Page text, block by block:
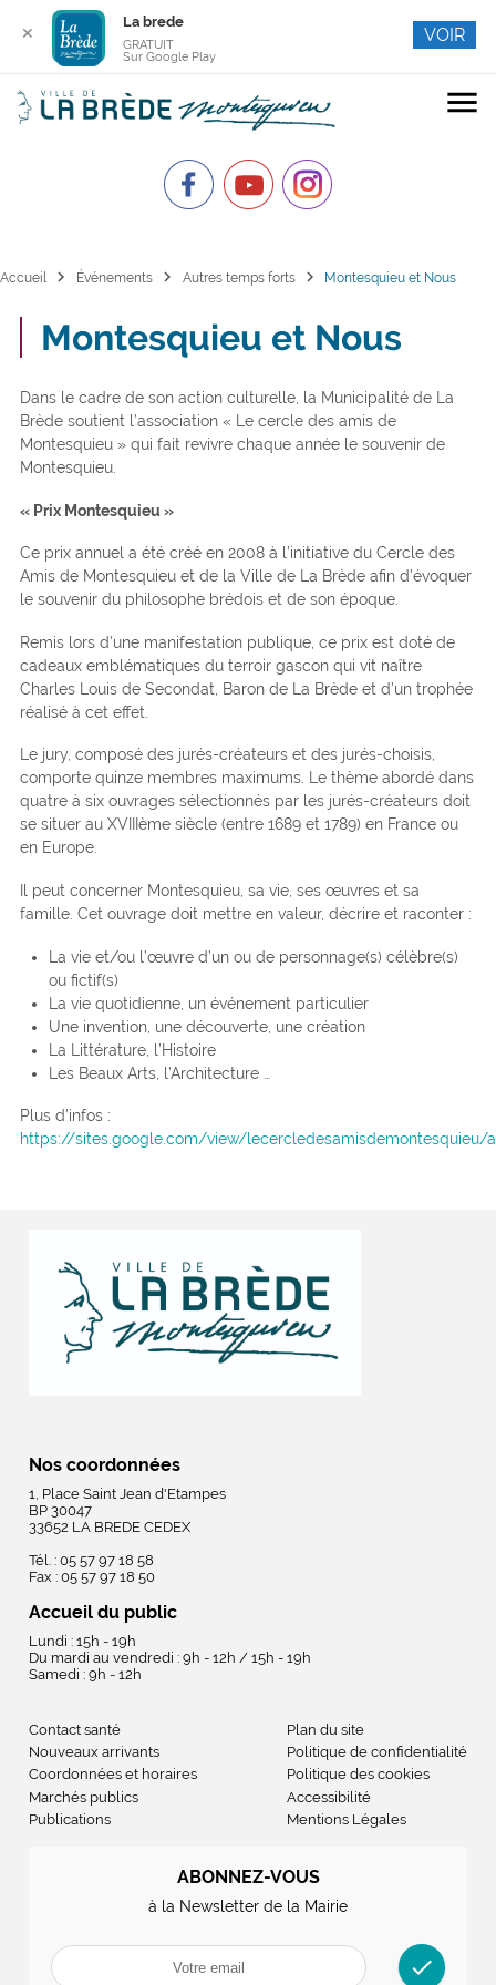
menu
Accueil chevron_right Événements chevron_right Autres temps forts chevron_right Montesquieu et Nous
Montesquieu et Nous
Dans le cadre de son action culturelle, la Municipalité de La
Brède soutient l’association « Le cercle des amis de
Montesquieu » qui fait revivre chaque année le souvenir de
Montesquieu.
« Prix Montesquieu »
Ce prix annuel a été créé en 2008 à l’initiative du Cercle des
Amis de Montesquieu et de la Ville de La Brède afin d’évoquer
le souvenir du philosophe brédois et de son époque.
Remis lors d’une manifestation publique, ce prix est doté de
cadeaux emblématiques du terroir gascon qui vit naître
Charles Louis de Secondat, Baron de La Brède et d’un trophée
réalisé à cet effet.
Le jury, composé des jurés-créateurs et des jurés-choisis,
comporte quinze membres maximums. Le thème abordé dans
quatre à six ouvrages sélectionnés par les jurés-créateurs doit
se situer au XVIIIème siècle (entre 1689 et 1789) en France ou
en Europe.
Il peut concerner Montesquieu, sa vie, ses œuvres et sa
famille. Cet ouvrage doit mettre en valeur, décrire et raconter :
La vie et/ou l’œuvre d’un ou de personnage(s) célèbre(s)
ou fictif(s)
La vie quotidienne, un événement particulier
Une invention, une découverte, une création
La Littérature, l’Histoire
Les Beaux Arts, l’Architecture …
Plus d’infos :
https://sites.google.com/view/lecercledesamisdemontesquieu/
Nos coordonnées
1, Place Saint Jean d'Etampes
BP 30047
33652 LA BREDE CEDEX
Tél. : 05 57 97 18 58
Fax : 05 57 97 18 50
Accueil du public
Lundi : 15h - 19h
Du mardi au vendredi : 9h - 12h / 15h - 19h
Samedi : 9h - 12h
Contact santé
Nouveaux arrivants
Coordonnées et horaires
Marchés publics
Publications
Plan du site
Politique de confidentialité
Politique des cookies
Accessibilité
Mentions Légales
ABONNEZ-VOUS
à la Newsletter de la Mairie
check
✕
La brede
GRATUIT
Sur Google Play
VOIR